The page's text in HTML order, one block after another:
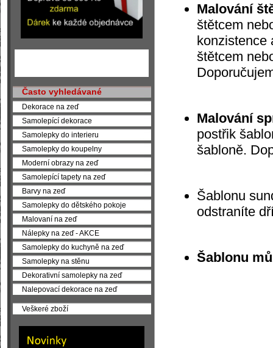
Malování
štětcem
konzistence
štětcem
Malování
postřik
šabloně.
Šablonu
odstraníte
Šablonu
Často vyhledávané
Dekorace na zeď
Samolepící dekorace
Samolepky do interieru
Samolepky do koupelny
Moderní obrazy na zeď
Samolepící tapety na zeď
Barvy na zeď
Samolepky do dětského pokoje
Malovaní na zeď
Nálepky na zeď - AKCE
Samolepky do kuchyně na zeď
Samolepky na stěnu
Dekorativní samolepky na zeď
Nalepovací dekorace na zeď
Veškeré zboží